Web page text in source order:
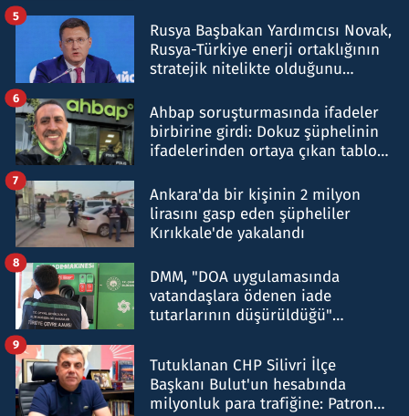
Rusya Başbakan Yardımcısı Novak,
Rusya-Türkiye enerji ortaklığının
stratejik nitelikte olduğunu
5
Ahbap soruşturmasında ifadeler
birbirine girdi: Dokuz şüphelinin
ifadelerinden ortaya çıkan tablo
6
Ankara'da bir kişinin 2 milyon
lirasını gasp eden şüpheliler
Kırıkkale'de yakalandı
7
DMM, "DOA uygulamasında
vatandaşlara ödenen iade
tutarlarının düşürüldüğü"
8
Tutuklanan CHP Silivri İlçe
Başkanı Bulut'un hesabında
milyonluk para trafiğine: Patron
9